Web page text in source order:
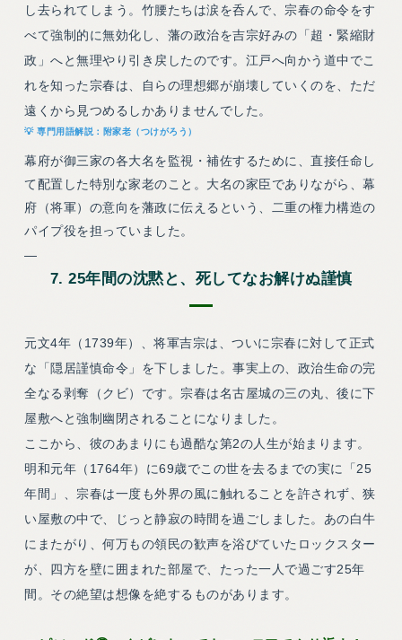
し去られてしまう。竹腰たちは涙を呑んで、宗春の命令をす
べて強制的に無効化し、藩の政治を吉宗好みの「超・緊縮財
政」へと無理やり引き戻したのです。江戸へ向かう道中でこ
れを知った宗春は、自らの理想郷が崩壊していくのを、ただ
遠くから見つめるしかありませんでした。
附家老（つけがろう）
幕府が御三家の各大名を監視・補佐するために、直接任命し
て配置した特別な家老のこと。大名の家臣でありながら、幕
府（将軍）の意向を藩政に伝えるという、二重の権力構造の
パイプ役を担っていました。
—
7. 25年間の沈黙と、死してなお解けぬ謹慎
元文4年（1739年）、将軍吉宗は、ついに宗春に対して正式
な「隠居謹慎命令」を下しました。事実上の、政治生命の完
全なる剥奪（クビ）です。宗春は名古屋城の三の丸、後に下
屋敷へと強制幽閉されることになりました。
ここから、彼のあまりにも過酷な第2の人生が始まります。
明和元年（1764年）に69歳でこの世を去るまでの実に「25
年間」、宗春は一度も外界の風に触れることを許されず、狭
い屋敷の中で、じっと静寂の時間を過ごしました。あの白牛
にまたがり、何万もの領民の歓声を浴びていたロックスター
が、四方を壁に囲まれた部屋で、たった一人で過ごす25年
間。その絶望は想像を絶するものがあります。